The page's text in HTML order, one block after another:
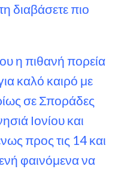
διαβάσετε πιο
η πιθανή πορεία
καλό καιρό με
σε Σποράδες
Ιονίου και
προς τις 14 και
φαινόμενα να